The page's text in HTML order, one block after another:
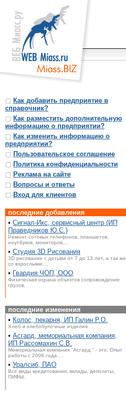
Как добавить предприятие в
справочник?
Как разместить дополнительную
информацию о предприятии?
Как изменить информацию о
предприятии?
Пользовательское соглашение
Политика конфиденциальности
Реклама на сайте
Вопросы и ответы
Вход для клиентов
последние добавления
• Сигнал-Икс, сервисный центр (ИП
Праведников Ю.С.)
Ремонт сотовых телефонов, планшетов,
ноутбуков, мониторов,...
• Студия 3D Рисования
3D рисование с детьми от 7 до 13 лет, а так же
со взрослыми,...
• Гвардия ЧОП, ООО
Физическая охрана объектов сопровождение
грузов.
последние изменения
• Колос, пекарня, ИП Галин Р.О.
Хлеб и хлебобулочные изделия.
• Асгард, мемориальная компания,
ИП Рассомахин С.В.
Мемориальная компания "Асгард " - это: Опыт
работы с 2006 года....
• Уралсиб, ПАО
Все виды кредитования, вклады, депозиты,
ПИФЫ.